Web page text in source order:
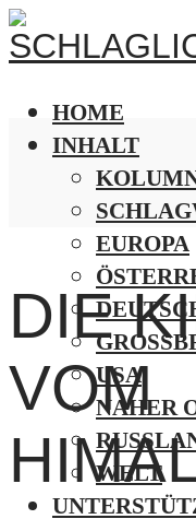
HOME
INHALT
EUROPA
USA
NAHER
WELT
DIE
VOM